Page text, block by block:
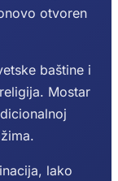
otvoren
baštine i
Mostar
lako